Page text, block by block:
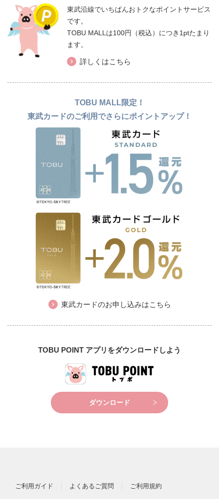
東武沿線でいちばんおトクなポイントサービス
です。
TOBU MALLは100円（税込）につき1ptたまり
ます。
詳しくはこちら
TOBU MALL限定！
東武カードのご利用でさらにポイントアップ！
東武カードのお申し込みはこちら
TOBU POINT アプリをダウンロードしよう
ダウンロード
ご利用ガイド よくあるご質問 ご利用規約